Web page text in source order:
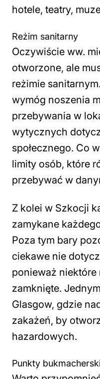
hotele, teatry,
Reżim sanitarny
Oczywiście ww.
otworzone, ale
reżimie
wymóg noszenia
przebywania w
wytycznych
społecznego. Co
limity osób, które
przebywać w
Z kolei w Szkocji
zamykane
Poza tym bary
ciekawe nie
ponieważ niektóre
zamknięte.
Glasgow, gdzie
zakażeń, by
hazardowych.
Punkty